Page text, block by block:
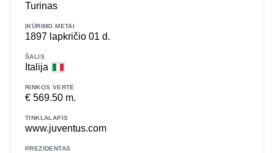
Turinas
ĮKŪRIMO METAI
1897 lapkričio 01 d.
ŠALIS
Italija
RINKOS VERTĖ
€ 569.50 m.
TINKLALAPIS
www.juventus.com
PREZIDENTAS